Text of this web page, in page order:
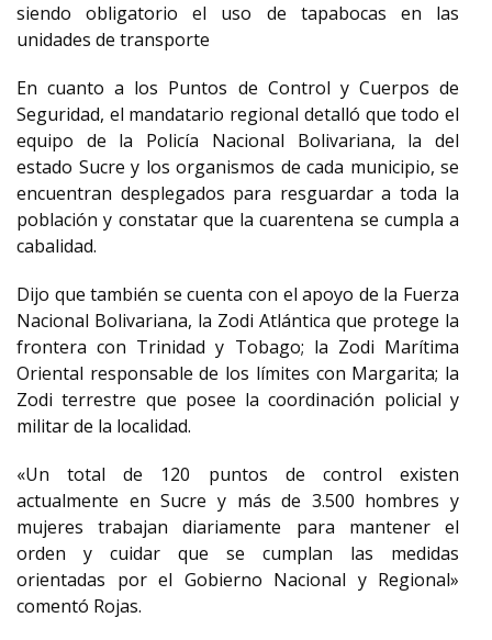
siendo obligatorio el uso de tapabocas en las
unidades de transporte
En cuanto a los Puntos de Control y Cuerpos de
Seguridad, el mandatario regional detalló que todo el
equipo de la Policía Nacional Bolivariana, la del
estado Sucre y los organismos de cada municipio, se
encuentran desplegados para resguardar a toda la
población y constatar que la cuarentena se cumpla a
cabalidad.
Dijo que también se cuenta con el apoyo de la Fuerza
Nacional Bolivariana, la Zodi Atlántica que protege la
frontera con Trinidad y Tobago; la Zodi Marítima
Oriental responsable de los límites con Margarita; la
Zodi terrestre que posee la coordinación policial y
militar de la localidad.
«Un total de 120 puntos de control existen
actualmente en Sucre y más de 3.500 hombres y
mujeres trabajan diariamente para mantener el
orden y cuidar que se cumplan las medidas
orientadas por el Gobierno Nacional y Regional»
comentó Rojas.